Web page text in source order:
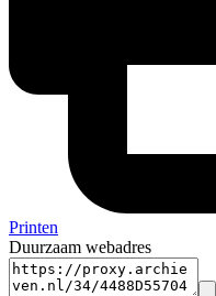
Printen
Duurzaam webadres